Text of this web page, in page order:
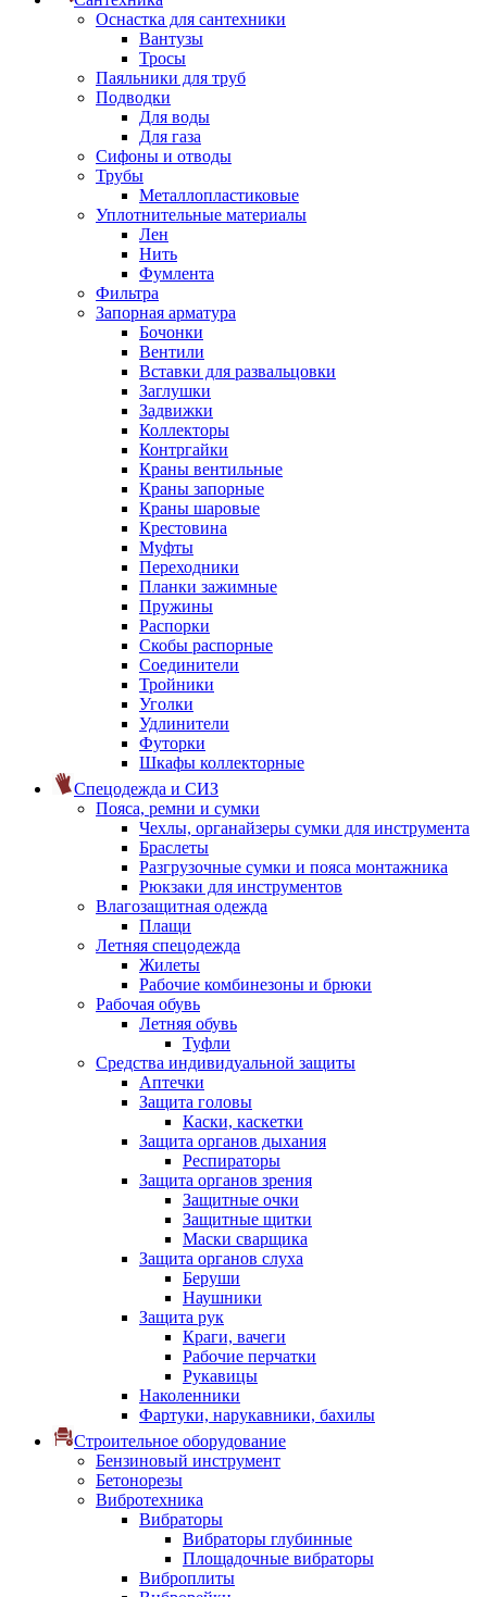
Оснастка для сантехники
Вантузы
Тросы
Паяльники для труб
Подводки
Для воды
Для газа
Сифоны и отводы
Трубы
Металлопластиковые
Уплотнительные материалы
Лен
Нить
Фумлента
Фильтра
Запорная арматура
Бочонки
Вентили
Вставки для развальцовки
Заглушки
Задвижки
Коллекторы
Контргайки
Краны вентильные
Краны запорные
Краны шаровые
Крестовина
Муфты
Переходники
Планки зажимные
Пружины
Распорки
Скобы распорные
Соединители
Тройники
Уголки
Удлинители
Футорки
Шкафы коллекторные
Спецодежда и СИЗ
Пояса, ремни и сумки
Чехлы, органайзеры сумки для инструмента
Браслеты
Разгрузочные сумки и пояса монтажника
Рюкзаки для инструментов
Влагозащитная одежда
Плащи
Летняя спецодежда
Жилеты
Рабочие комбинезоны и брюки
Рабочая обувь
Летняя обувь
Туфли
Средства индивидуальной защиты
Аптечки
Защита головы
Каски, каскетки
Защита органов дыхания
Респираторы
Защита органов зрения
Защитные очки
Защитные щитки
Маски сварщика
Защита органов слуха
Беруши
Наушники
Защита рук
Краги, вачеги
Рабочие перчатки
Рукавицы
Наколенники
Фартуки, нарукавники, бахилы
Строительное оборудование
Бензиновый инструмент
Бетонорезы
Вибротехника
Вибраторы
Вибраторы глубинные
Площадочные вибраторы
Виброплиты